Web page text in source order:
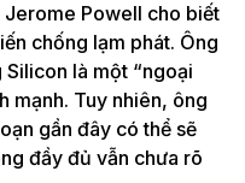
Powell cho biết
chống lạm phát. Ông
là một “ngoại
mạnh. Tuy nhiên, ông
gần đây có thể sẽ
đầy đủ vẫn chưa rõ